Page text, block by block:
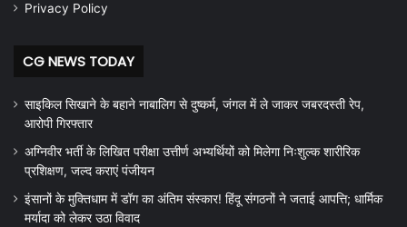
Privacy Policy
CG NEWS TODAY
साइकिल सिखाने के बहाने नाबालिग से दुष्कर्म, जंगल में ले जाकर जबरदस्ती रेप,
आरोपी गिरफ्तार
अग्निवीर भर्ती के लिखित परीक्षा उत्तीर्ण अभ्यर्थियों को मिलेगा निःशुल्क शारीरिक
प्रशिक्षण, जल्द कराएं पंजीयन
इंसानों के मुक्तिधाम में डॉग का अंतिम संस्कार! हिंदू संगठनों ने जताई आपत्ति; धार्मिक
मर्यादा को लेकर उठा विवाद